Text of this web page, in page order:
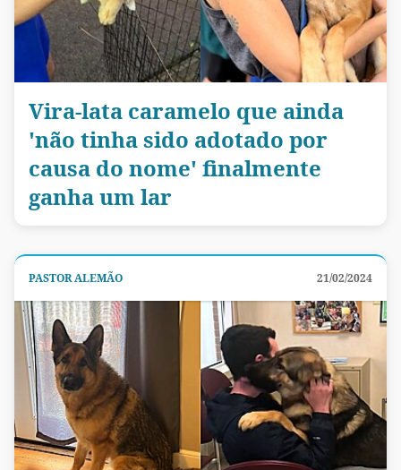
Vira-lata caramelo que ainda
'não tinha sido adotado por
causa do nome' finalmente
ganha um lar
PASTOR ALEMÃO 21/02/2024